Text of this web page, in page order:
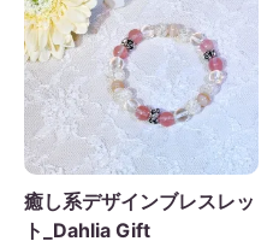
癒し系デザインブレスレッ
ト_Dahlia Gift